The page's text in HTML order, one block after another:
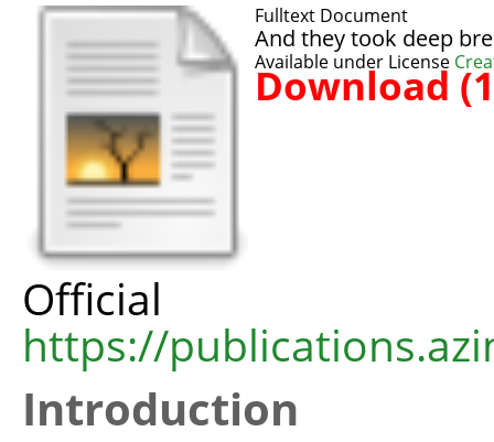
Fulltext Document
And they took deep
Available under License
Download
https://
Introduction